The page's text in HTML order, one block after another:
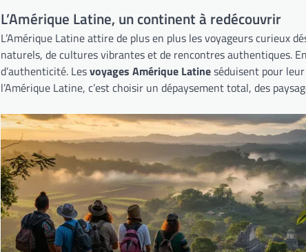
L’Amérique Latine, un continent à redécouvrir
L’Amérique Latine attire de plus en plus les voyageurs curieux
naturels, de cultures vibrantes et de rencontres authentiques.
d’authenticité. Lesvoyages Amérique Latineséduisent pour
l’Amérique Latine, c’est choisir un dépaysement total, des